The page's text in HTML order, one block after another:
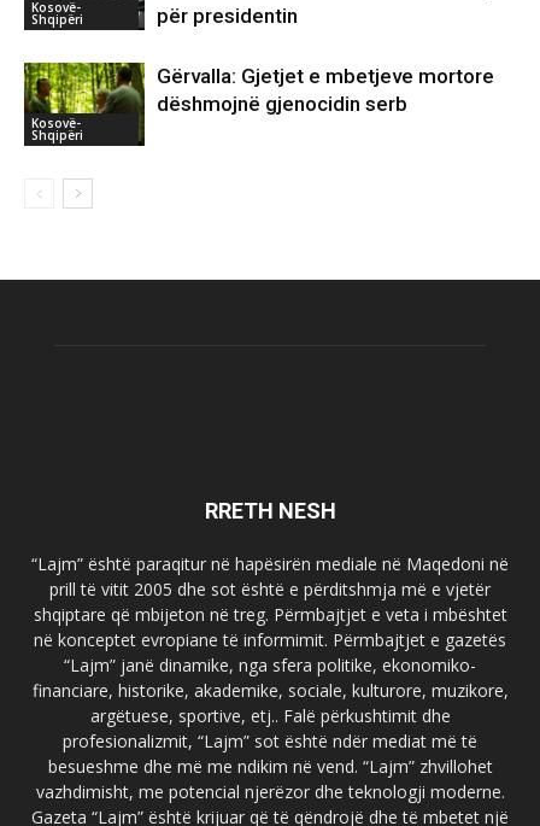
Kosovë-
Shqipëri
për presidentin
Kosovë-
Shqipëri
Gërvalla: Gjetjet e mbetjeve mortore
dëshmojnë gjenocidin serb
RRETH NESH
“Lajm” është paraqitur në hapësirën mediale në Maqedoni në
prill të vitit 2005 dhe sot është e përditshmja më e vjetër
shqiptare që mbijeton në treg. Përmbajtjet e veta i mbështet
në konceptet evropiane të informimit. Përmbajtjet e gazetës
“Lajm” janë dinamike, nga sfera politike, ekonomiko-
financiare, historike, akademike, sociale, kulturore, muzikore,
argëtuese, sportive, etj.. Falë përkushtimit dhe
profesionalizmit, “Lajm” sot është ndër mediat më të
besueshme dhe më me ndikim në vend. “Lajm” zhvillohet
vazhdimisht, me potencial njerëzor dhe teknologji moderne.
Gazeta “Lajm” është krijuar që të qëndrojë dhe të mbetet një